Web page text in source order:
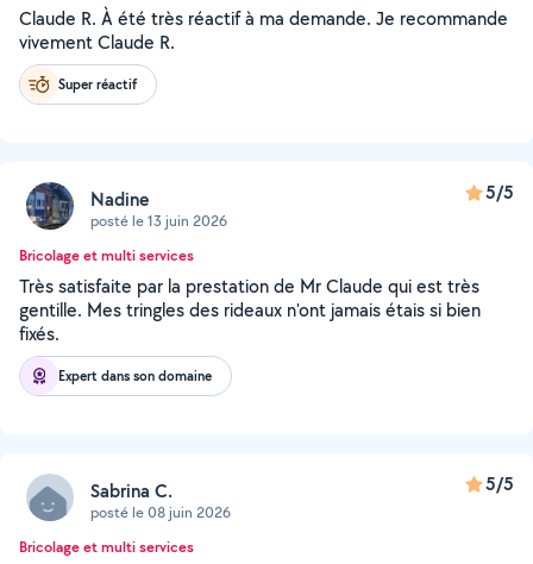
Claude R. À été très réactif à ma demande. Je recommande
vivement Claude R.
Super réactif
Nadine
posté le 13 juin 2026
5/5
Bricolage et multi services
Très satisfaite par la prestation de Mr Claude qui est très
gentille. Mes tringles des rideaux n'ont jamais étais si bien
fixés.
Expert dans son domaine
Sabrina C.
posté le 08 juin 2026
5/5
Bricolage et multi services